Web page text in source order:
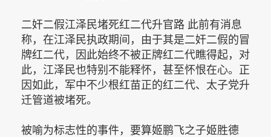
二奸二假江泽民堵死红二代升官路 此前有消息
称，在江泽民执政期间，由于其是二奸二假的冒
牌红二代，因此始终不被正牌红二代瞧得起，对
此，江泽民也特别不能释怀，甚至怀恨在心。正
因如此，军中不少根红苗正的红二代、太子党升
迁管道被堵死。
被喻为标志性的事件，要算姬鹏飞之子姬胜德